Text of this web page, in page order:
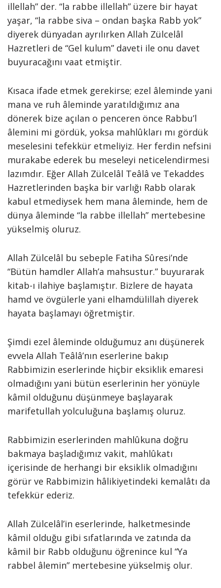
illellah” der. “la rabbe illellah” üzere bir hayat
yaşar, “la rabbe siva – ondan başka Rabb yok”
diyerek dünyadan ayrılırken Allah Zülcelâl
Hazretleri de “Gel kulum” daveti ile onu davet
buyuracağını vaat etmiştir.
Kısaca ifade etmek gerekirse; ezel âleminde yani
mana ve ruh âleminde yaratıldığımız ana
dönerek bize açılan o penceren önce Rabbu’l
âlemini mi gördük, yoksa mahlûkları mı gördük
meselesini tefekkür etmeliyiz. Her ferdin nefsini
murakabe ederek bu meseleyi neticelendirmesi
lazımdır. Eğer Allah Zülcelâl Teâlâ ve Tekaddes
Hazretlerinden başka bir varlığı Rabb olarak
kabul etmediysek hem mana âleminde, hem de
dünya âleminde “la rabbe illellah” mertebesine
yükselmiş oluruz.
Allah Zülcelâl bu sebeple Fatiha Sûresi’nde
“Bütün hamdler Allah’a mahsustur.” buyurarak
kitab-ı ilahiye başlamıştır. Bizlere de hayata
hamd ve övgülerle yani elhamdülillah diyerek
hayata başlamayı öğretmiştir.
Şimdi ezel âleminde olduğumuz anı düşünerek
evvela Allah Teâlâ’nın eserlerine bakıp
Rabbimizin eserlerinde hiçbir eksiklik emaresi
olmadığını yani bütün eserlerinin her yönüyle
kâmil olduğunu düşünmeye başlayarak
marifetullah yolculuğuna başlamış oluruz.
Rabbimizin eserlerinden mahlûkuna doğru
bakmaya başladığımız vakit, mahlûkatı
içerisinde de herhangi bir eksiklik olmadığını
görür ve Rabbimizin hâlikiyetindeki kemalâtı da
tefekkür ederiz.
Allah Zülcelâl’in eserlerinde, halketmesinde
kâmil olduğu gibi sıfatlarında ve zatında da
kâmil bir Rabb olduğunu öğrenince kul “Ya
rabbel âlemin” mertebesine yükselmiş olur.